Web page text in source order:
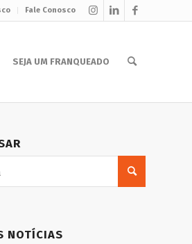
Fale Conosco
SEJA UM FRANQUEADO
NOTÍCIAS